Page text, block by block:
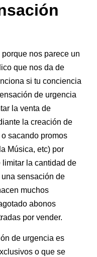
nos parece un
que nos da de
si tu conciencia
de urgencia
la venta de
la creación de
sacando promos
Música, etc) por
la cantidad de
sensación de
muchos
abonos
por vender.
de urgencia es
o que se